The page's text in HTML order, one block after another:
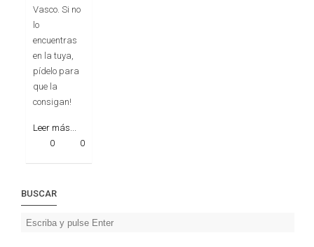
Vasco. Si no
lo
encuentras
en la tuya,
pídelo para
que la
consigan!
Leer más...
0
0
BUSCAR